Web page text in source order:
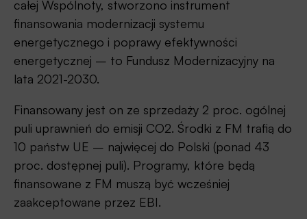
całej Wspólnoty, stworzono instrument
finansowania modernizacji systemu
energetycznego i poprawy efektywności
energetycznej – to Fundusz Modernizacyjny na
lata 2021-2030.
Finansowany jest on ze sprzedaży 2 proc. ogólnej
puli uprawnień do emisji CO2. Środki z FM trafią do
10 państw UE – najwięcej do Polski (ponad 43
proc. dostępnej puli). Programy, które będą
finansowane z FM muszą być wcześniej
zaakceptowane przez EBI.